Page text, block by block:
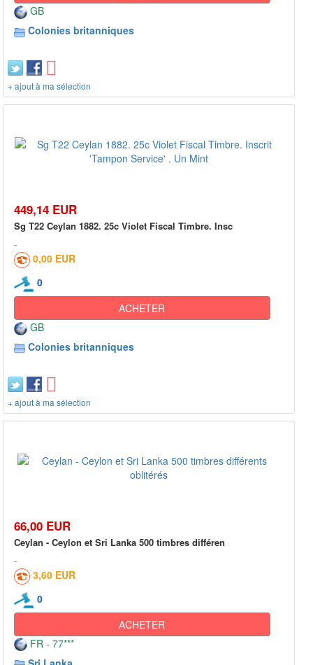
GB
Colonies britanniques
+ ajout à ma sélection
449,14 EUR
Sg T22 Ceylan 1882. 25c Violet Fiscal Timbre. Insc
0,00 EUR
0
ACHETER
GB
Colonies britanniques
+ ajout à ma sélection
66,00 EUR
Ceylan - Ceylon et Sri Lanka 500 timbres différen
3,60 EUR
0
ACHETER
FR - 77***